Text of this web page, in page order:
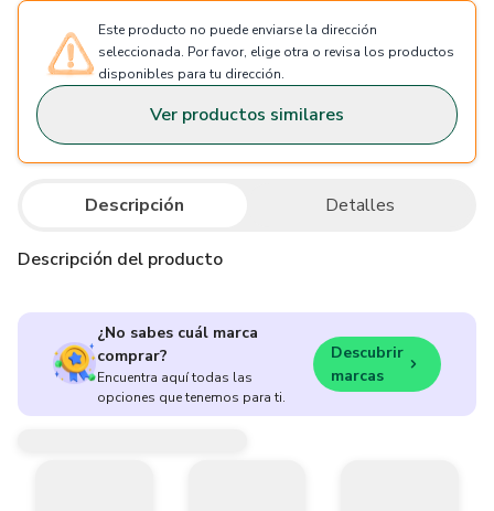
Este producto no puede enviarse la dirección
seleccionada. Por favor, elige otra o revisa los productos
disponibles para tu dirección.
Ver productos similares
Descripción Detalles
Descripción del producto
¿No sabes cuál marca
comprar?
Encuentra aquí todas las
opciones que tenemos para ti.
Descubrir
marcas